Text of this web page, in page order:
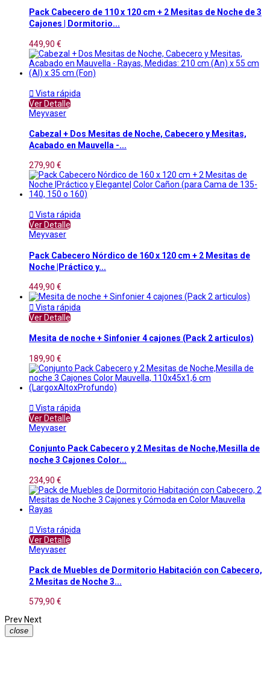
Pack Cabecero de 110 x 120 cm + 2 Mesitas de Noche de 3
Cajones | Dormitorio...
449,90 €
 Vista rápida
Ver Detalle
Meyvaser
Cabezal + Dos Mesitas de Noche, Cabecero y Mesitas,
Acabado en Mauvella -...
279,90 €
 Vista rápida
Ver Detalle
Meyvaser
Pack Cabecero Nórdico de 160 x 120 cm + 2 Mesitas de
Noche |Práctico y...
449,90 €
 Vista rápida
Ver Detalle
Mesita de noche + Sinfonier 4 cajones (Pack 2 articulos)
189,90 €
 Vista rápida
Ver Detalle
Meyvaser
Conjunto Pack Cabecero y 2 Mesitas de Noche,Mesilla de
noche 3 Cajones Color...
234,90 €
 Vista rápida
Ver Detalle
Meyvaser
Pack de Muebles de Dormitorio Habitación con Cabecero,
2 Mesitas de Noche 3...
579,90 €
Prev Next
close